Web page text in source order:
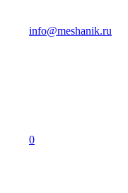
info@meshanik.ru
0